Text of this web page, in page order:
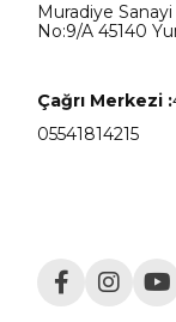
Muradiye
No:9/A 45140
Çağrı Merkezi :
05541814215